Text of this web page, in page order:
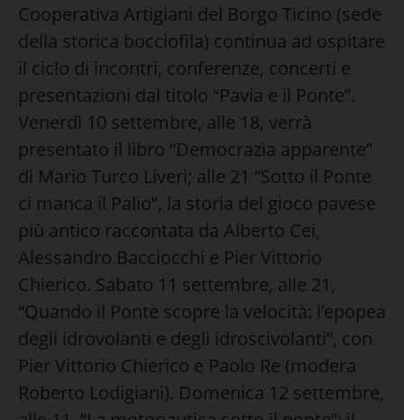
Cooperativa Artigiani del Borgo Ticino (sede
della storica bocciofila) continua ad ospitare
il ciclo di incontri, conferenze, concerti e
presentazioni dal titolo “Pavia e il Ponte”.
Venerdì 10 settembre, alle 18, verrà
presentato il libro “Democrazia apparente”
di Mario Turco Liveri; alle 21 “Sotto il Ponte
ci manca il Palio”, la storia del gioco pavese
più antico raccontata da Alberto Cei,
Alessandro Bacciocchi e Pier Vittorio
Chierico. Sabato 11 settembre, alle 21,
“Quando il Ponte scopre la velocità: l’epopea
degli idrovolanti e degli idroscivolanti”, con
Pier Vittorio Chierico e Paolo Re (modera
Roberto Lodigiani). Domenica 12 settembre,